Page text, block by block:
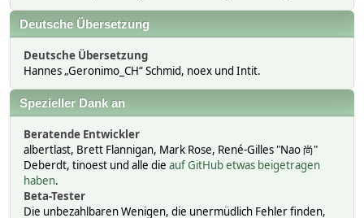
Deutsche Übersetzung
Deutsche Übersetzung
Hannes „Geronimo_CH“ Schmid, noex und Intit.
Spezieller Dank an
Beratende Entwickler
albertlast, Brett Flannigan, Mark Rose, René-Gilles "Nao 尚"
Deberdt, tinoest und alle die auf GitHub etwas beigetragen
haben.
Beta-Tester
Die unbezahlbaren Wenigen, die unermüdlich Fehler finden,